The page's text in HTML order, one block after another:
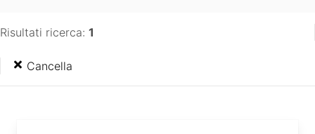
Risultati ricerca: 1
Cancella